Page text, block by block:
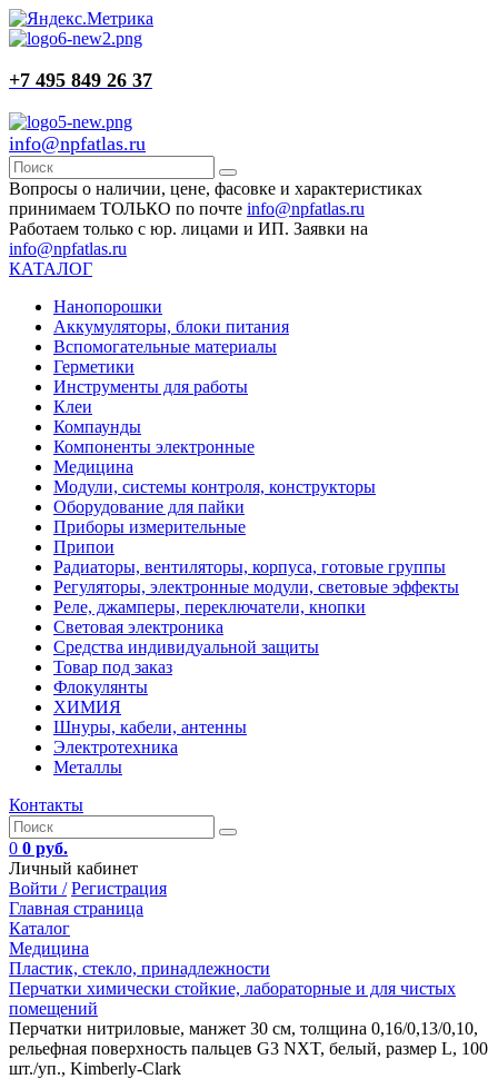
+7 495 849 26 37
info@npfatlas.ru
Вопросы о наличии, цене, фасовке и характеристиках
принимаем ТОЛЬКО по почте info@npfatlas.ru
Работаем только с юр. лицами и ИП. Заявки на
info@npfatlas.ru
КАТАЛОГ
Нанопорошки
Аккумуляторы, блоки питания
Вспомогательные материалы
Герметики
Инструменты для работы
Клеи
Компаунды
Компоненты электронные
Медицина
Модули, системы контроля, конструкторы
Оборудование для пайки
Приборы измерительные
Припои
Радиаторы, вентиляторы, корпуса, готовые группы
Регуляторы, электронные модули, световые эффекты
Реле, джамперы, переключатели, кнопки
Световая электроника
Средства индивидуальной защиты
Товар под заказ
Флокулянты
ХИМИЯ
Шнуры, кабели, антенны
Электротехника
Металлы
Контакты
0 0 руб.
Личный кабинет
Войти / Регистрация
Главная страница
Каталог
Медицина
Пластик, стекло, принадлежности
Перчатки химически стойкие, лабораторные и для чистых
помещений
Перчатки нитриловые, манжет 30 см, толщина 0,16/0,13/0,10,
рельефная поверхность пальцев G3 NXT, белый, размер L, 100
шт./уп., Kimberly-Clark